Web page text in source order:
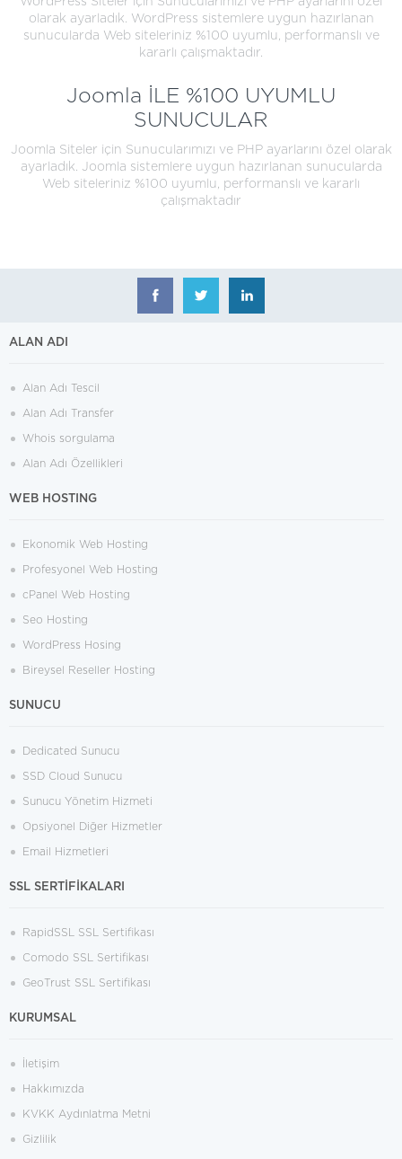
olarak ayarladık. WordPress sistemlere uygun hazırlanan
sunucularda Web siteleriniz %100 uyumlu, performanslı ve
kararlı çalışmaktadır.
Joomla İLE %100 UYUMLU
SUNUCULAR
Joomla Siteler için Sunucularımızı ve PHP ayarlarını özel olarak
ayarladık. Joomla sistemlere uygun hazırlanan sunucularda
Web siteleriniz %100 uyumlu, performanslı ve kararlı
çalışmaktadır
ALAN ADI
Alan Adı Tescil
Alan Adı Transfer
Whois sorgulama
Alan Adı Özellikleri
WEB HOSTING
Ekonomik Web Hosting
Profesyonel Web Hosting
cPanel Web Hosting
Seo Hosting
WordPress Hosing
Bireysel Reseller Hosting
SUNUCU
Dedicated Sunucu
SSD Cloud Sunucu
Sunucu Yönetim Hizmeti
Opsiyonel Diğer Hizmetler
Email Hizmetleri
SSL SERTİFİKALARI
RapidSSL SSL Sertifikası
Comodo SSL Sertifikası
GeoTrust SSL Sertifikası
KURUMSAL
İletişim
Hakkımızda
KVKK Aydınlatma Metni
Gizlilik